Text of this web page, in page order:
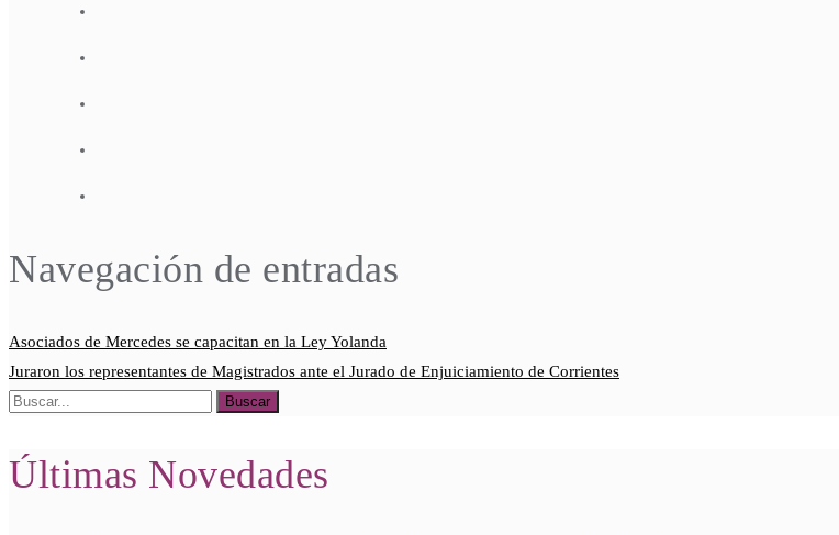
Navegación de entradas
Asociados de Mercedes se capacitan en la Ley Yolanda
Juraron los representantes de Magistrados ante el Jurado de Enjuiciamiento de Corrientes
Últimas Novedades